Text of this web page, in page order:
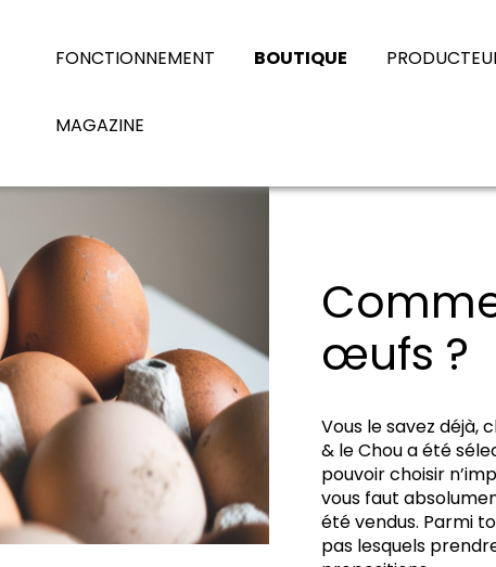
FONCTIONNEMENT BOUTIQUE
MAGAZINE
œufs ?
Vous le savez déjà,
& le Chou a été
pouvoir choisir
vous faut
été vendus. Parmi
pas lesquels